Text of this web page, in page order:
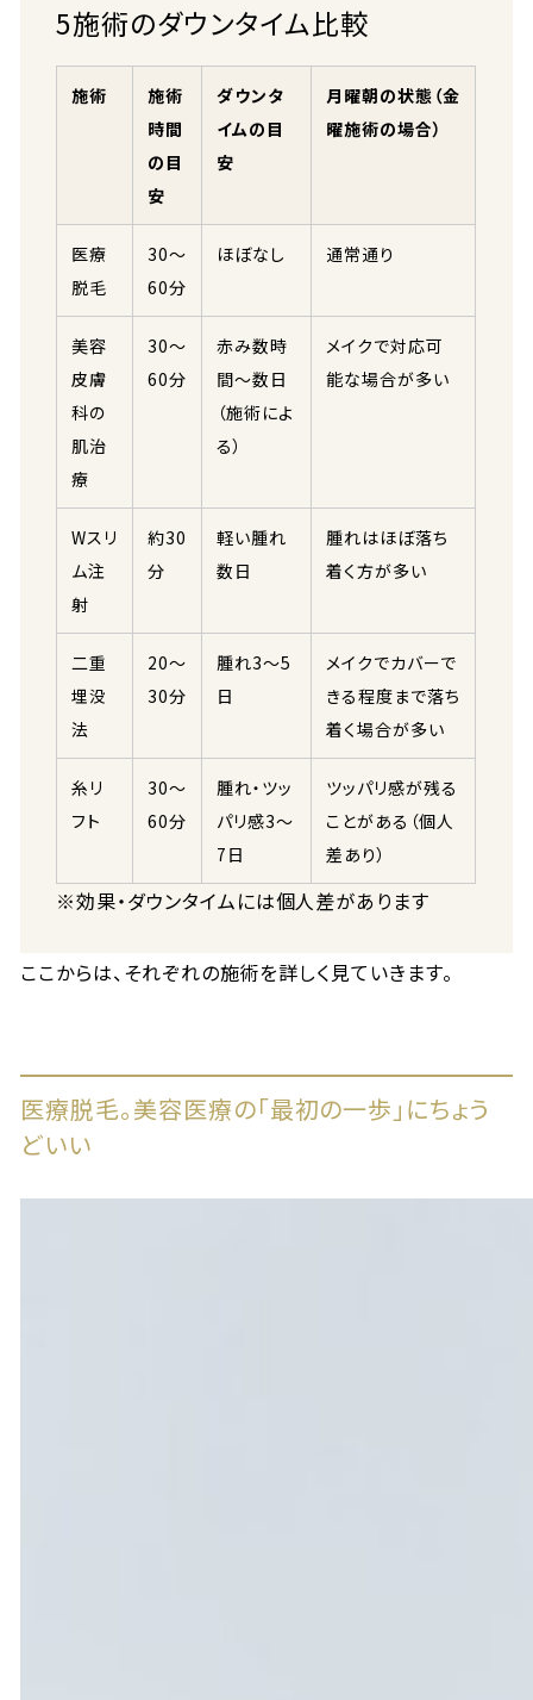
5施術のダウンタイム比較
施術
施術
時間
の目
安
ダウンタ
イムの目
安
月曜朝の状態（金
曜施術の場合）
医療
脱毛
30〜
60分
ほぼなし 通常通り
美容
皮膚
科の
肌治
療
30〜
60分
赤み数時
間〜数日
（施術によ
る）
メイクで対応可
能な場合が多い
Wスリ
ム注
射
約30
分
軽い腫れ
数日
腫れはほぼ落ち
着く方が多い
二重
埋没
法
20〜
30分
腫れ3〜5
日
メイクでカバーで
きる程度まで落ち
着く場合が多い
糸リ
フト
30〜
60分
腫れ・ツッ
パリ感3〜
7日
ツッパリ感が残る
ことがある（個人
差あり）
※効果・ダウンタイムには個人差があります
ここからは、それぞれの施術を詳しく見ていきます。
医療脱毛。美容医療の「最初の一歩」にちょう
どいい